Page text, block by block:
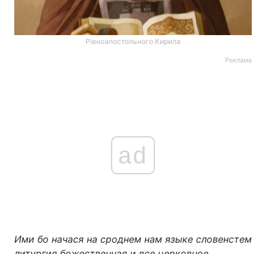
Рівноапостольного Кирила
Реклама
ad
Ими бо начася на сроднем нам языке словенстем